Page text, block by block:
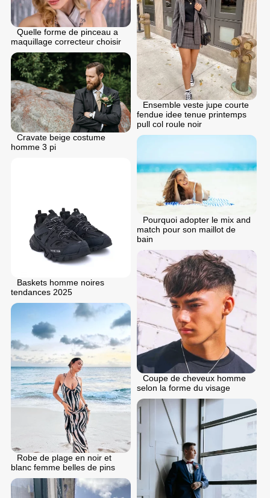
Ensemble veste jupe courte
fendue idee tenue printemps
pull col roule noir
Quelle forme de pinceau a
maquillage correcteur choisir
Cravate beige costume
homme 3 pi
Pourquoi adopter le mix and
match pour son maillot de
bain
Baskets homme noires
tendances 2025
Coupe de cheveux homme
selon la forme du visage
Robe de plage en noir et
blanc femme belles de pins